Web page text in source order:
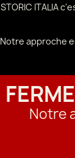
STORIC ITALIA
Notre approche
Notre